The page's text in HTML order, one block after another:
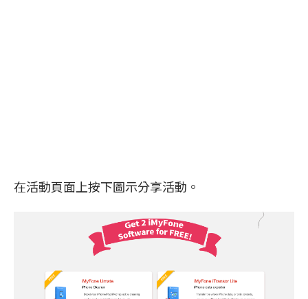
在活動頁面上按下圖示分享活動。